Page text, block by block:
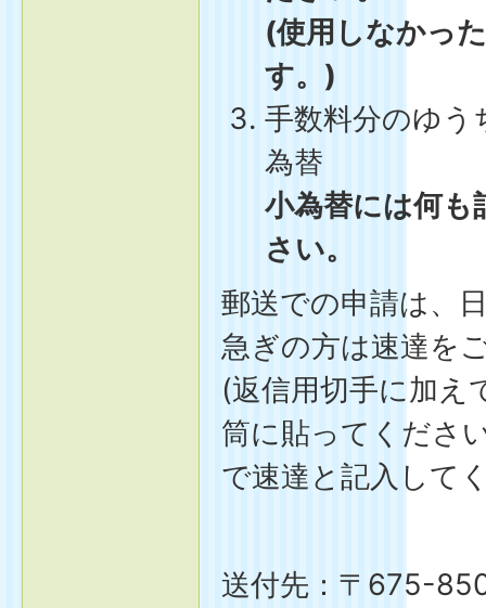
(使用しなかっ
す。)
手数料分のゆう
為替
小為替には何も
さい。
郵送での申請は、
急ぎの方は速達を
(返信用切手に加え
筒に貼ってくださ
で速達と記入して
送付先：〒675-